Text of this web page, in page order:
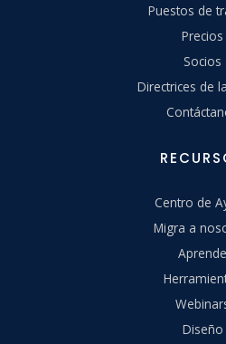
Puestos de
Precios
Socios
Directrices de
Centro de
Migra a
Aprende
Diseño